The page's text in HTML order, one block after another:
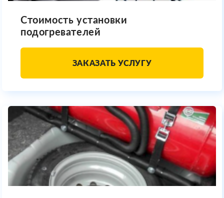
Стоимость установки
подогревателей
ЗАКАЗАТЬ УСЛУГУ